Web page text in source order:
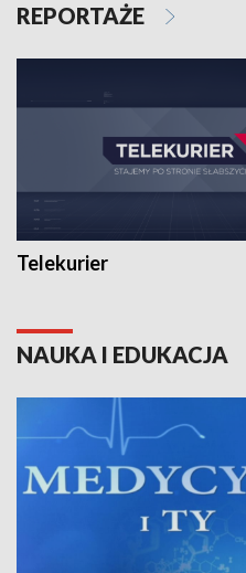
REPORTAŻE
Telekurier
NAUKA I EDUKACJA